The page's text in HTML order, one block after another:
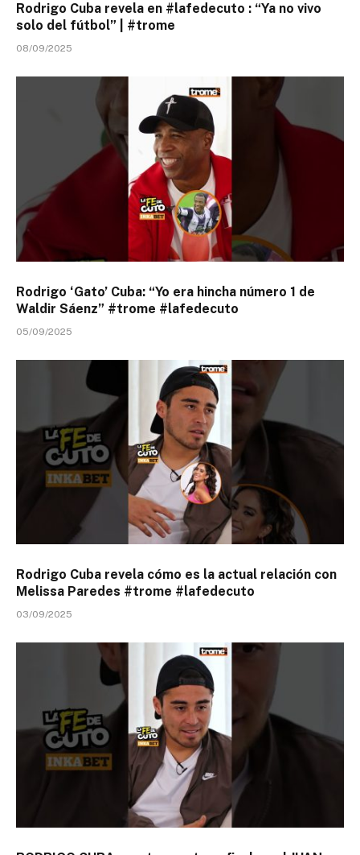
Rodrigo Cuba revela en #lafedecuto : “Ya no vivo
solo del fútbol” | #trome
08/09/2025
Rodrigo ‘Gato’ Cuba: “Yo era hincha número 1 de
Waldir Sáenz” #trome #lafedecuto
05/09/2025
Rodrigo Cuba revela cómo es la actual relación con
Melissa Paredes #trome #lafedecuto
03/09/2025